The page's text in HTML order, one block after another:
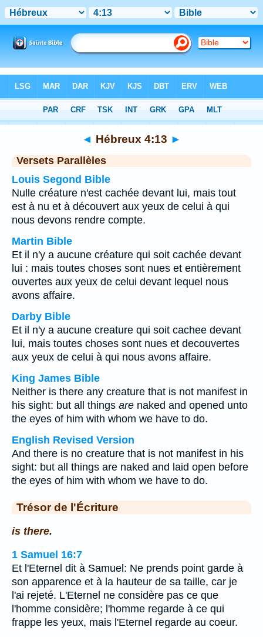
Chapitre 4 > Verset 13
◄ Hébreux 4:13 ►
Versets Parallèles
Louis Segond Bible
Nulle créature n'est cachée devant lui, mais tout
est à nu et à découvert aux yeux de celui à qui
nous devons rendre compte.
Martin Bible
Et il n'y a aucune créature qui soit cachée devant
lui : mais toutes choses sont nues et entièrement
ouvertes aux yeux de celui devant lequel nous
avons affaire.
Darby Bible
Et il n'y a aucune creature qui soit cachee devant
lui, mais toutes choses sont nues et decouvertes
aux yeux de celui à qui nous avons affaire.
King James Bible
Neither is there any creature that is not manifest in
his sight: but all things are naked and opened unto
the eyes of him with whom we have to do.
English Revised Version
And there is no creature that is not manifest in his
sight: but all things are naked and laid open before
the eyes of him with whom we have to do.
Trésor de l'Écriture
is there.
1 Samuel 16:7
Et l'Eternel dit à Samuel: Ne prends point garde à
son apparence et à la hauteur de sa taille, car je
l'ai rejeté. L'Eternel ne considère pas ce que
l'homme considère; l'homme regarde à ce qui
frappe les yeux, mais l'Eternel regarde au coeur.